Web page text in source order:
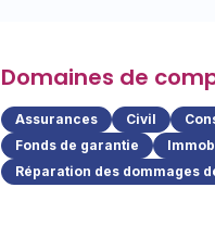
Domaines de
Assurances Civil
Fonds de garantie
Réparation des dommages